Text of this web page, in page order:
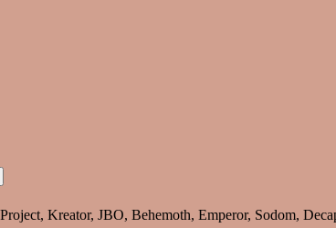
Kreator, JBO, Behemoth, Emperor, Sodom,